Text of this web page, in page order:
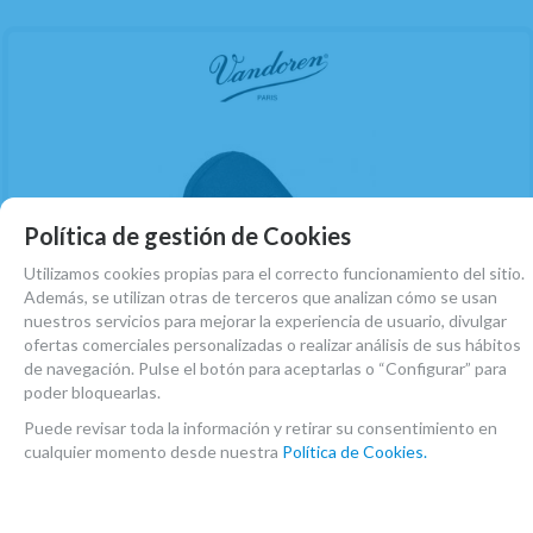
Funda Boquilla Vandoren neopreno para
Clarinete/Requinto/Saxo Soprano/Saxo Alto
Política de gestión de Cookies
Utilizamos cookies propias para el correcto funcionamiento del sitio.
Además, se utilizan otras de terceros que analizan cómo se usan
nuestros servicios para mejorar la experiencia de usuario, divulgar
ofertas comerciales personalizadas o realizar análisis de sus hábitos
de navegación. Pulse el botón para aceptarlas o “Configurar” para
poder bloquearlas.
Puede revisar toda la información y retirar su consentimiento en
cualquier momento desde nuestra Política de Cookies.